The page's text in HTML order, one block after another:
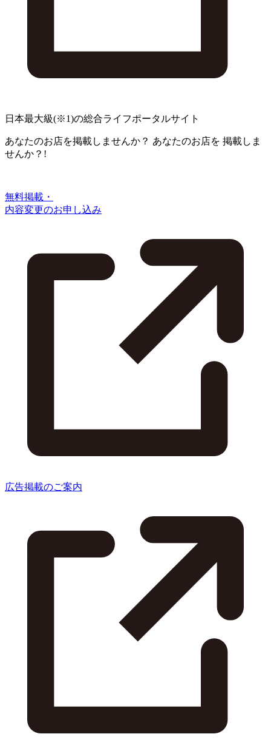
日本最大級(※1)の総合ライフポータルサイト
あなたのお店を掲載しませんか？ あなたのお店を 掲載しま
せんか？!
無料掲載・
内容変更のお申し込み
広告掲載のご案内